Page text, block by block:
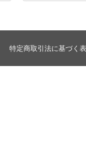
コンバータ
TBC/FS
特定商取引法に基づく